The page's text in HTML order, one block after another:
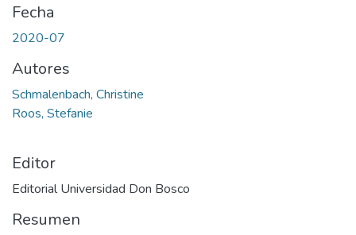
Fecha
2020-07
Autores
Schmalenbach, Christine
Roos, Stefanie
Editor
Editorial Universidad Don Bosco
Resumen